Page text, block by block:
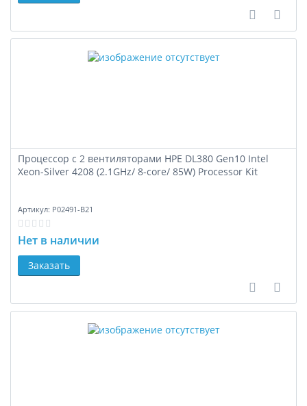
В В
Процессор с 2 вентиляторами HPE DL380 Gen10 Intel
Xeon-Silver 4208 (2.1GHz/ 8-core/ 85W) Processor Kit
Артикул: P02491-B21
Нет в наличии
Заказать
В В